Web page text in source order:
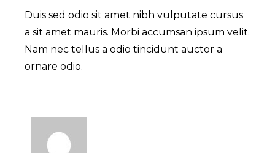
Duis sed odio sit amet nibh vulputate cursus
a sit amet mauris. Morbi accumsan ipsum velit.
Nam nec tellus a odio tincidunt auctor a
ornare odio.